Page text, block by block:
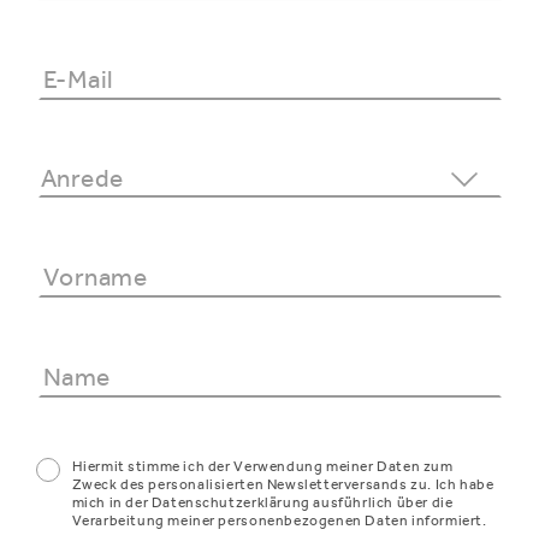
Hiermit stimme ich der Verwendung meiner Daten zum
Zweck des personalisierten Newsletterversands zu. Ich habe
mich in der Datenschutzerklärung ausführlich über die
Verarbeitung meiner personenbezogenen Daten informiert.